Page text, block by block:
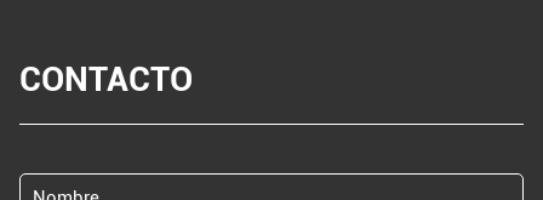
CONTACTO